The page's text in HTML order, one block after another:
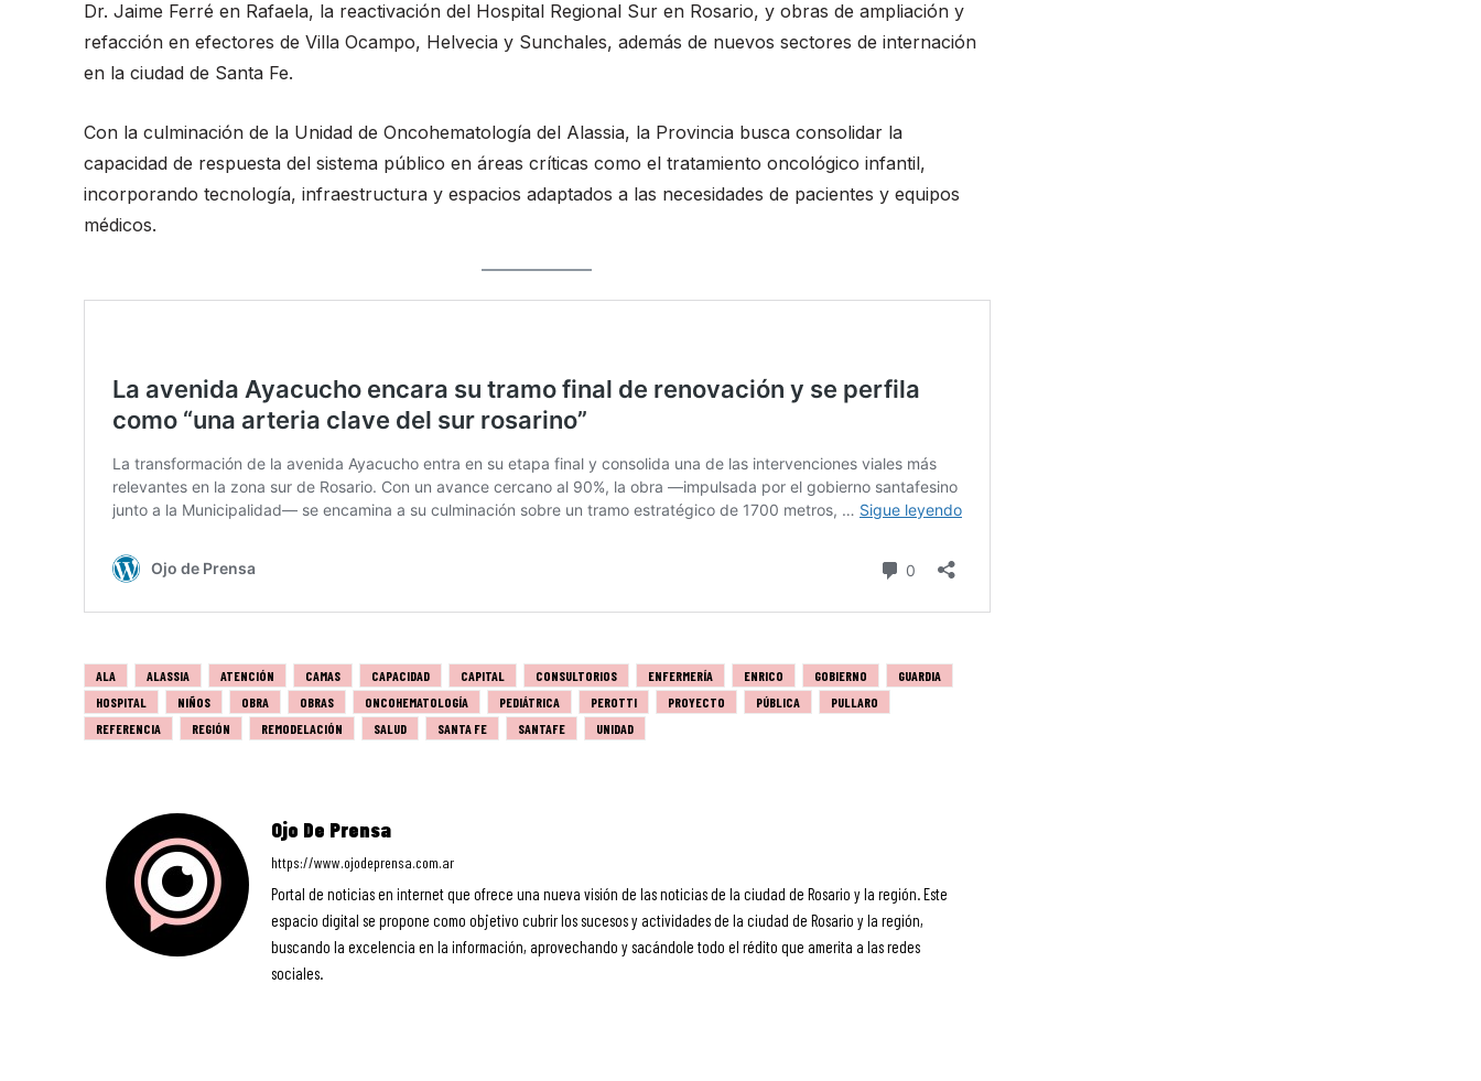
Dr. Jaime Ferré en Rafaela, la reactivación del Hospital Regional Sur en Rosario, y obras de ampliación y
refacción en efectores de Villa Ocampo, Helvecia y Sunchales, además de nuevos sectores de internación
en la ciudad de Santa Fe.
Con la culminación de la Unidad de Oncohematología del Alassia, la Provincia busca consolidar la
capacidad de respuesta del sistema público en áreas críticas como el tratamiento oncológico infantil,
incorporando tecnología, infraestructura y espacios adaptados a las necesidades de pacientes y equipos
médicos.
ALA ALASSIA ATENCIÓN CAMAS CAPACIDAD CAPITAL CONSULTORIOS ENFERMERÍA ENRICO GOBIERNO
GUARDIA
HOSPITAL
NIÑOS OBRA OBRAS ONCOHEMATOLOGÍA PEDIÁTRICA PEROTTI PROYECTO PÚBLICA
PULLARO
REFERENCIA
REGIÓN REMODELACIÓN SALUD SANTA FE SANTAFE UNIDAD
Ojo De Prensa
https://www.ojodeprensa.com.ar
Portal de noticias en internet que ofrece una nueva visión de las noticias de la ciudad de Rosario y la región. Este
espacio digital se propone como objetivo cubrir los sucesos y actividades de la ciudad de Rosario y la región,
buscando la excelencia en la información, aprovechando y sacándole todo el rédito que amerita a las redes
sociales.